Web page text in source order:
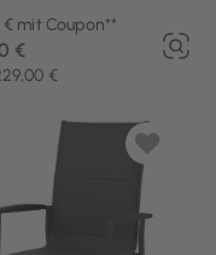
mit Coupon**
€
€